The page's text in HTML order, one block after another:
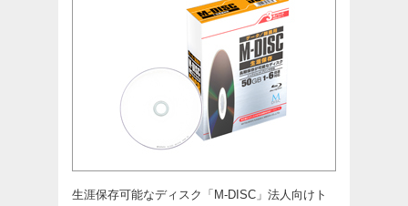
生涯保存可能なディスク「M-DISC」法人向けト